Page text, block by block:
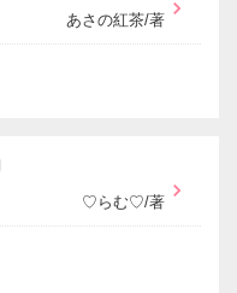
あさの紅茶/著
♡らむ♡/著